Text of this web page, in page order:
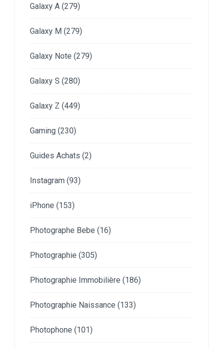
Galaxy A (279)
Galaxy M (279)
Galaxy Note (279)
Galaxy S (280)
Galaxy Z (449)
Gaming (230)
Guides Achats (2)
Instagram (93)
iPhone (153)
Photographe Bebe (16)
Photographie (305)
Photographie Immobilière (186)
Photographie Naissance (133)
Photophone (101)